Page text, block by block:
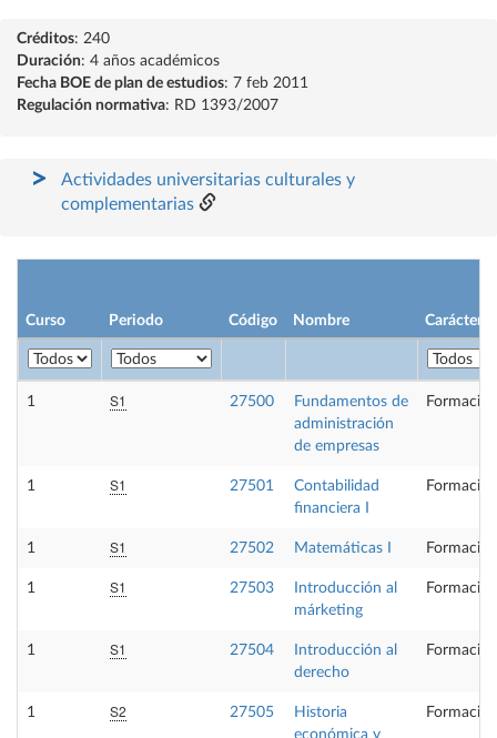
Créditos: 240
Duración: 4 años académicos
Fecha BOE de plan de estudios: 7 feb 2011
Regulación normativa: RD 1393/2007
Actividades universitarias culturales y
complementarias
Curso Periodo Código Nombre Carácter
1 S1 27500
Fundamentos de
administración
de empresas
1 S1 27501
Contabilidad
financiera I
1 S1 27502 Matemáticas I
1 S1 27503
Introducción al
márketing
1 S1 27504
Introducción al
derecho
1 S2 27505
Historia
económica y